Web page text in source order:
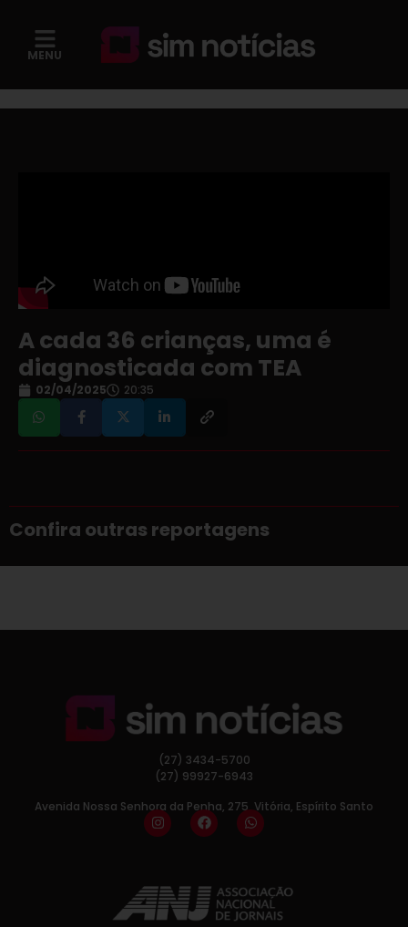
MENU
A cada 36 crianças, uma é
diagnosticada com TEA
02/04/2025 20:35
Confira outras reportagens
(27) 3434-5700
(27) 99927-6943
Avenida Nossa Senhora da Penha, 275, Vitória, Espírito Santo